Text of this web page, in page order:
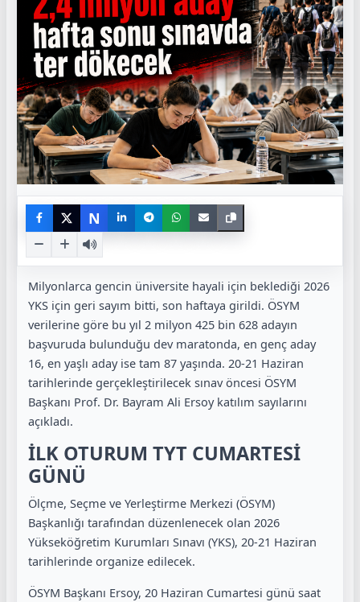
N
Milyonlarca gencin üniversite hayali için beklediği 2026
YKS için geri sayım bitti, son haftaya girildi. ÖSYM
verilerine göre bu yıl 2 milyon 425 bin 628 adayın
başvuruda bulunduğu dev maratonda, en genç aday
16, en yaşlı aday ise tam 87 yaşında. 20-21 Haziran
tarihlerinde gerçekleştirilecek sınav öncesi ÖSYM
Başkanı Prof. Dr. Bayram Ali Ersoy katılım sayılarını
açıkladı.
İLK OTURUM TYT CUMARTESİ
GÜNÜ
Ölçme, Seçme ve Yerleştirme Merkezi (ÖSYM)
Başkanlığı tarafından düzenlenecek olan 2026
Yükseköğretim Kurumları Sınavı (YKS), 20-21 Haziran
tarihlerinde organize edilecek.
ÖSYM Başkanı Ersoy, 20 Haziran Cumartesi günü saat